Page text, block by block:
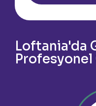
Loftania'da
Profesyonel